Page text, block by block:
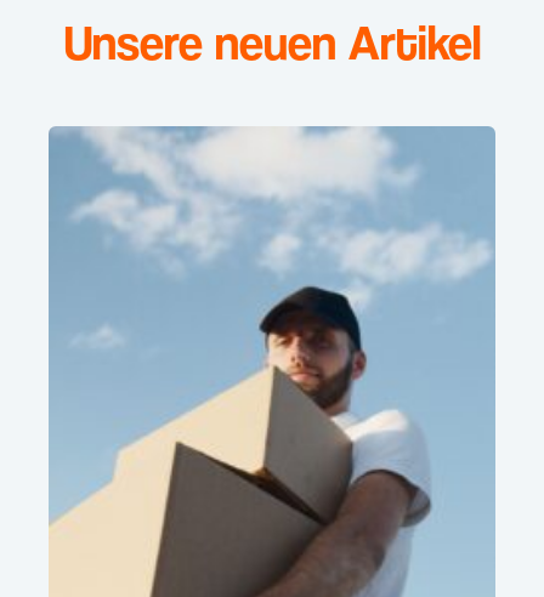
Unsere neuen Artikel